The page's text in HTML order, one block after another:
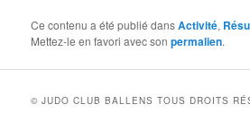
Ce contenu a été publié dansActivité,
Mettez-le en favori avec sonpermalien.
© JUDO CLUB BALLENS TOUS DROITS